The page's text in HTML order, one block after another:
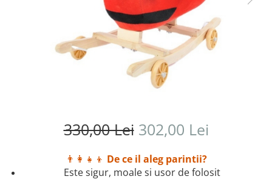
330,00 Lei 302,00 Lei
👨‍👩‍👧‍👦 De ce il aleg parintii?
Este sigur, moale si usor de folosit